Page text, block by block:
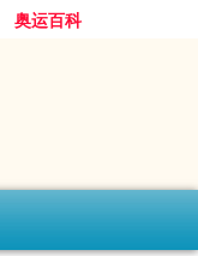
奥运百科